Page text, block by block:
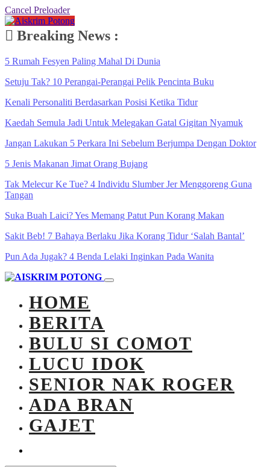
Cancel Preloader
Breaking News :
5 Rumah Fesyen Paling Mahal Di Dunia
Setuju Tak? 10 Perangai-Perangai Pelik Pencinta Buku
Kenali Personaliti Berdasarkan Posisi Ketika Tidur
Kaedah Semula Jadi Untuk Melegakan Gatal Gigitan Nyamuk
Jangan Lakukan 5 Perkara Ini Sebelum Berjumpa Dengan Doktor
5 Jenis Makanan Jimat Orang Bujang
Tak Melecur Ke Tue? 4 Individu Slumber Jer Menggoreng Guna
Tangan
Suka Buah Laici? Yes Memang Patut Pun Korang Makan
Sakit Beb! 7 Bahaya Berlaku Jika Korang Tidur ‘Salah Bantal’
Pun Ada Jugak? 4 Benda Lelaki Inginkan Pada Wanita
HOME
BERITA
BULU SI COMOT
LUCU IDOK
SENIOR NAK ROGER
ADA BRAN
GAJET